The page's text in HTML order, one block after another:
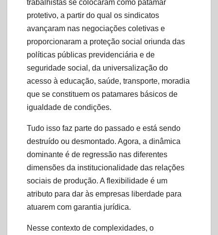
trabalhistas se colocaram como patamar
protetivo, a partir do qual os sindicatos
avançaram nas negociações coletivas e
proporcionaram a proteção social oriunda das
políticas públicas previdenciária e de
seguridade social, da universalização do
acesso à educação, saúde, transporte, moradia
que se constituem os patamares básicos de
igualdade de condições.
Tudo isso faz parte do passado e está sendo
destruído ou desmontado. Agora, a dinâmica
dominante é de regressão nas diferentes
dimensões da institucionalidade das relações
sociais de produção. A flexibilidade é um
atributo para dar às empresas liberdade para
atuarem com garantia jurídica.
Nesse contexto de complexidades, o